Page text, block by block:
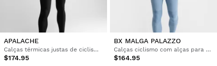
APALACHE
Calças térmicas justas de ciclismo gravel com alças para homem
$174.95
BX MALGA PALAZZO
Calças ciclismo com alças para homem
$164.95